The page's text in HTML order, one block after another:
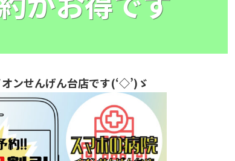
ンせんげん台店です(‘◇’)ゞ